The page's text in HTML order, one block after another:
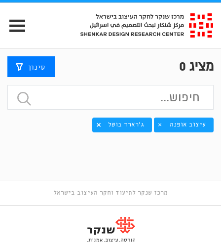
מציג 0 סינון
עיצוב אופנה × ג'רארד בושל
מרכז שנקר לתיעוד וחקר העיצוב בישראל